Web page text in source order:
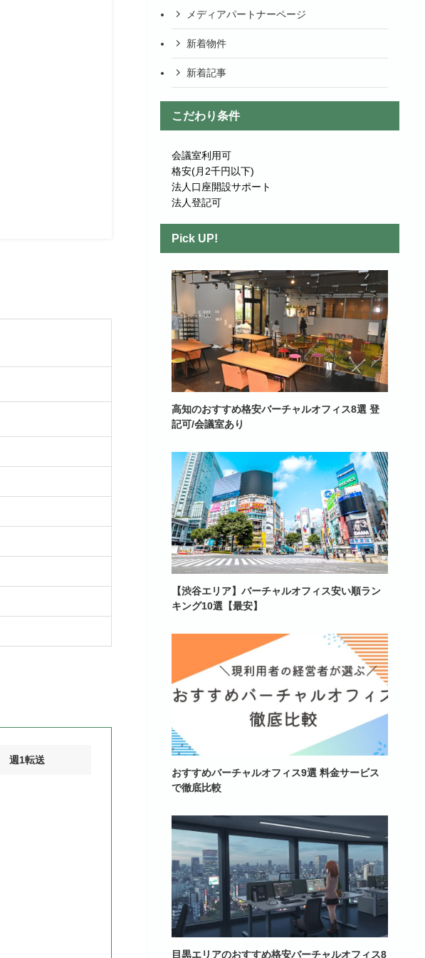
週1転送
メディアパートナーページ
新着物件
新着記事
こだわり条件
会議室利用可
格安(月2千円以下)
法人口座開設サポート
法人登記可
Pick UP!
高知のおすすめ格安バーチャルオフィス8選 登
記可/会議室あり
【渋谷エリア】バーチャルオフィス安い順ラン
キング10選【最安】
おすすめバーチャルオフィス9選 料金サービス
で徹底比較
目黒エリアのおすすめ格安バーチャルオフィス8